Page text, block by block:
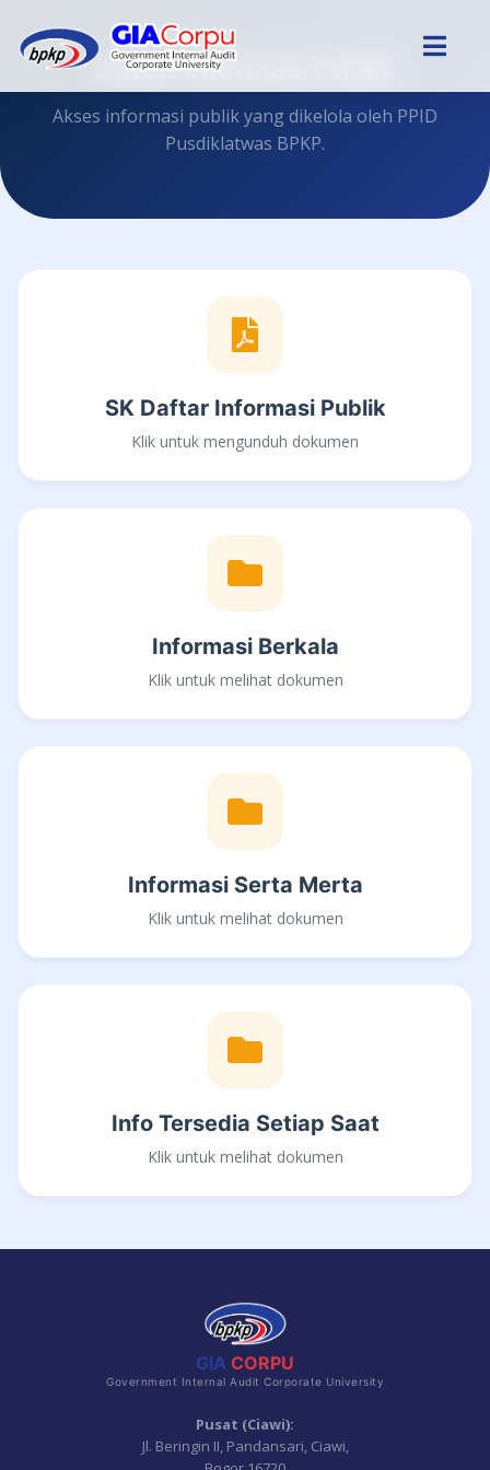
Daftar Informasi Publik
Akses informasi publik yang dikelola oleh PPID
Pusdiklatwas BPKP.
SK Daftar Informasi Publik
Klik untuk mengunduh dokumen
Informasi Berkala
Klik untuk melihat dokumen
Informasi Serta Merta
Klik untuk melihat dokumen
Info Tersedia Setiap Saat
Klik untuk melihat dokumen
GIA CORPU
Government Internal Audit Corporate University
Pusat (Ciawi):
Jl. Beringin II, Pandansari, Ciawi,